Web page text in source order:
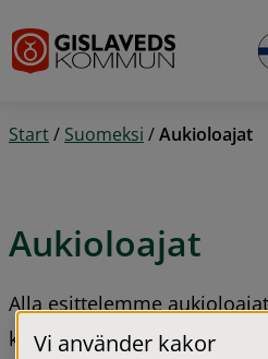
Start/ Suomeksi /Aukioloajat
Aukioloajat
Alla esittelemme
kunnan toimintoihin.
Vi använder kakor